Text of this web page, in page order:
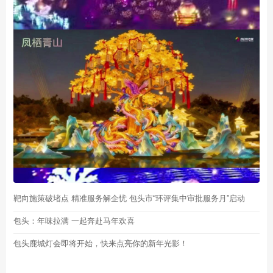
靶向施策破堵点 精准服务解企忧 包头市“环评集中审批服务月”启动
包头：年味拉满 一起奔赴马年欢喜
包头鹿城灯会即将开始，快来点亮你的新年光影！